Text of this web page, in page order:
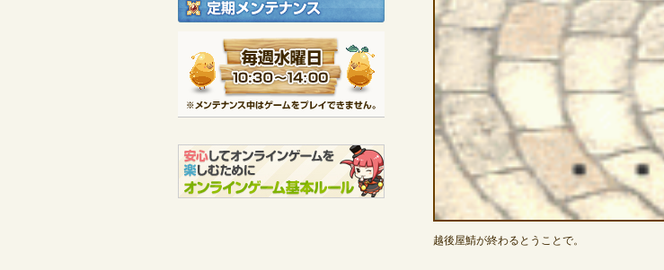
毎週水曜日 10:30～14:00
※メンテナンス中はゲームをプレイできません。
越後屋鯖が終わるとうことで。